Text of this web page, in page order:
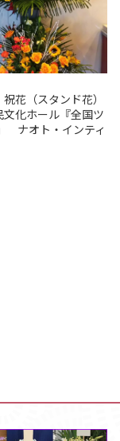
花（スタンド花）
化ホール『全国ツ
ナオト・インティ